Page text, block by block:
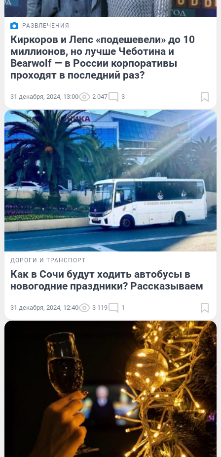
РАЗВЛЕЧЕНИЯ
Киркоров и Лепс «подешевели» до 10
миллионов, но лучше Чеботина и
Bearwolf — в России корпоративы
проходят в последний раз?
31 декабря, 2024, 13:00 2 047 3
ДОРОГИ И ТРАНСПОРТ
Как в Сочи будут ходить автобусы в
новогодние праздники? Рассказываем
31 декабря, 2024, 12:40 3 119 1